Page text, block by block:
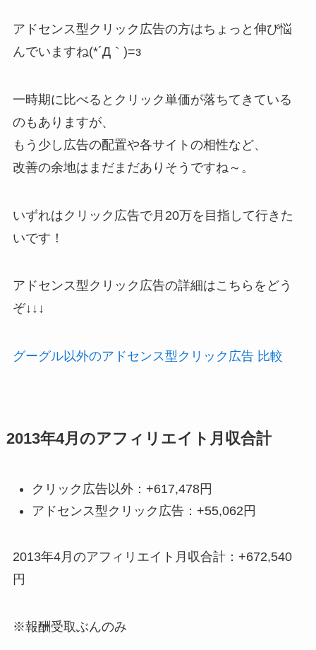
アドセンス型クリック広告の方はちょっと伸び悩
んでいますね(*´Д｀)=з
一時期に比べるとクリック単価が落ちてきている
のもありますが、
もう少し広告の配置や各サイトの相性など、
改善の余地はまだまだありそうですね～。
いずれはクリック広告で月20万を目指して行きた
いです！
アドセンス型クリック広告の詳細はこちらをどう
ぞ↓↓↓
グーグル以外のアドセンス型クリック広告 比較
2013年4月のアフィリエイト月収合計
クリック広告以外：+617,478円
アドセンス型クリック広告：+55,062円
2013年4月のアフィリエイト月収合計：+672,540
円
※報酬受取ぶんのみ